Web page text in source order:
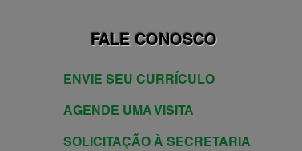
FALE CONOSCO
ENVIE SEU CURRÍCULO
AGENDE UMA VISITA
SOLICITAÇÃO À SECRETARIA